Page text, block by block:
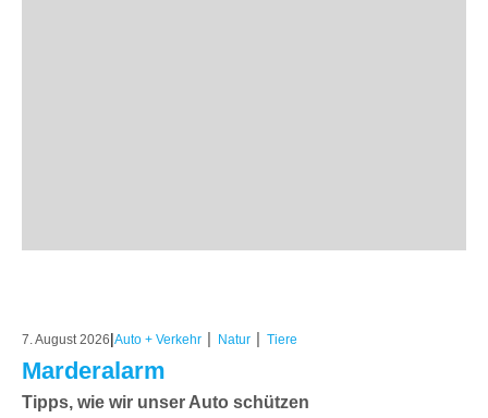
7. August 2026|Auto + Verkehr | Natur | Tiere
Marderalarm
Tipps, wie wir unser Auto schützen